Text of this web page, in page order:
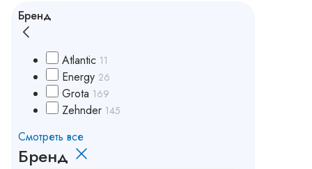
Бренд
Atlantic 11
Energy 26
Grota 169
Zehnder 145
Смотреть все
Бренд